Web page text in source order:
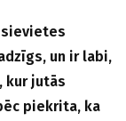
sievietes
un ir labi,
kur jutās
piekrita, ka